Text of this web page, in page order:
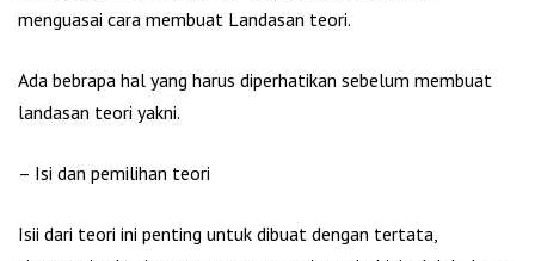
menguasai cara membuat Landasan teori.
Ada bebrapa hal yang harus diperhatikan sebelum membuat
landasan teori yakni.
– Isi dan pemilihan teori
Isii dari teori ini penting untuk dibuat dengan tertata,